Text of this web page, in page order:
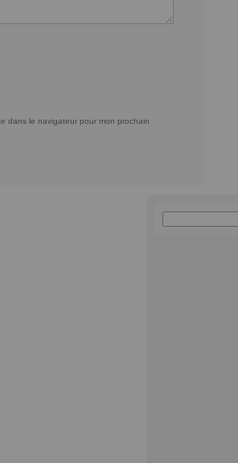
dans le navigateur pour mon prochain